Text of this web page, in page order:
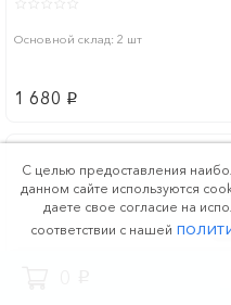
Основной склад: 2 шт
1 680 p
С целью предоставления
данном сайте используются
даете свое согласие на
соответствии с нашей